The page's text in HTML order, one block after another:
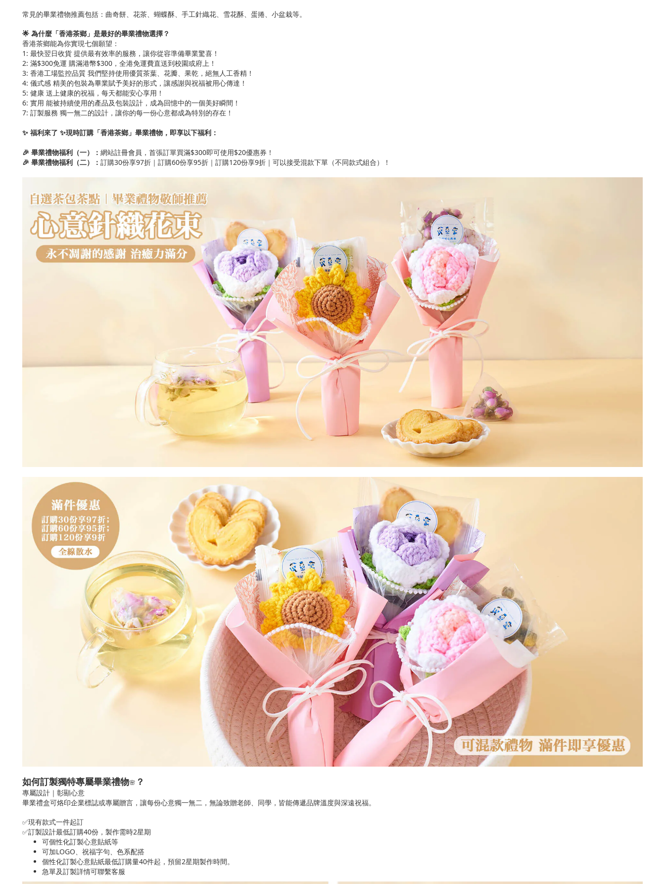
常見的畢業禮物推薦包括：曲奇餅、花茶、蝴蝶酥、手工針織花、雪花酥、蛋捲、小盆栽等。
🌟 為什麼「香港茶鄉」是最好的畢業禮物選擇？
香港茶鄉能為你實現七個願望：
1: 最快翌日收貨 提供最有效率的服務，讓你從容準備畢業驚喜！
2: 滿$300免運 購滿港幣$300，全港免運費直送到校園或府上！
3: 香港工場監控品質 我們堅持使用優質茶葉、花瓣、果乾，絕無人工香精！
4: 儀式感 精美的包裝為畢業賦予美好的形式，讓感謝與祝福被用心傳達！
5: 健康 送上健康的祝福，每天都能安心享用！
6: 實用 能被持續使用的產品及包裝設計，成為回憶中的一個美好瞬間！
7: 訂製服務 獨一無二的設計，讓你的每一份心意都成為特別的存在！
✨ 福利來了 ✨現時訂購「香港茶鄉」畢業禮物，即享以下福利：
🎉 畢業禮物福利（一）： 網站註冊會員，首張訂單買滿$300即可使用$20優惠券！
🎉 畢業禮物福利（二）： 訂購30份享97折｜訂購60份享95折｜訂購120份享9折｜可以接受混款下單（不同款式組合）！
如何訂製獨特專屬畢業禮物🌸 ？
專屬設計｜彰顯心意
畢業禮盒可烙印企業標誌或專屬贈言，讓每份心意獨一無二，無論致贈老師、同學，皆能傳遞品牌溫度與深遠祝福。
✅現有款式一件起訂
✅訂製設計最低訂購40份，製作需時2星期
可個性化訂製心意貼紙等
可加LOGO、祝福字句、色系配搭
個性化訂製心意貼紙最低訂購量40件起，預留2星期製作時間。
急單及訂製詳情可聯繫客服